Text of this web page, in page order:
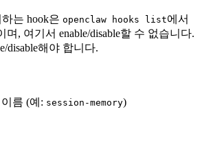
는 hook은 openclaw hooks list에서
며, 여기서 enable/disable할 수 없습니다.
disable해야 합니다.
이름 (예: session-memory)